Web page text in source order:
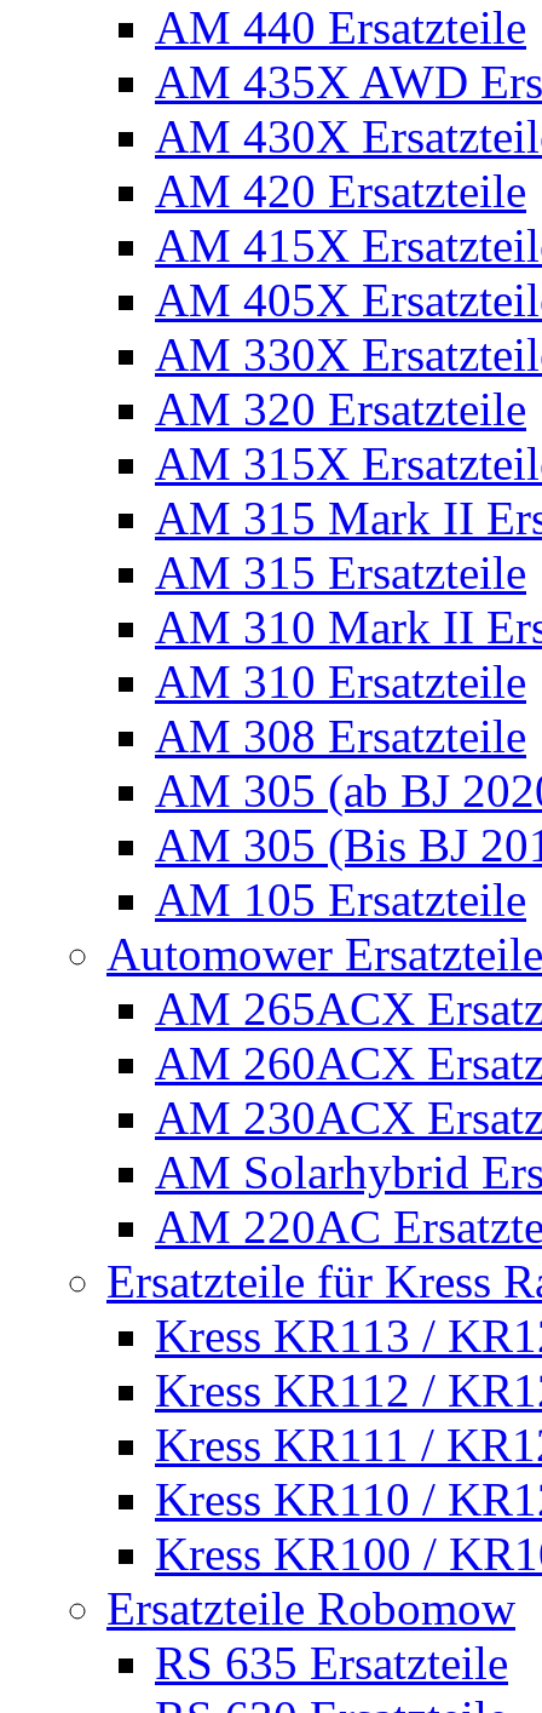
AM 440 Ersatzteile
AM 435X AWD
AM 430X
AM 420 Ersatzteile
AM 415X
AM 405X
AM 330X
AM 320 Ersatzteile
AM 315X
AM 315 Mark II
AM 315 Ersatzteile
AM 310 Mark II
AM 310 Ersatzteile
AM 308 Ersatzteile
AM 305 (ab BJ
AM 305 (Bis BJ
AM 105 Ersatzteile
Automower
AM 265ACX
AM 260ACX
AM 230ACX
AM Solarhybrid
AM 220AC
Ersatzteile für Kress
Kress KR113 /
Kress KR112 /
Kress KR111 /
Kress KR110 /
Kress KR100 /
Ersatzteile Robomow
RS 635 Ersatzteile